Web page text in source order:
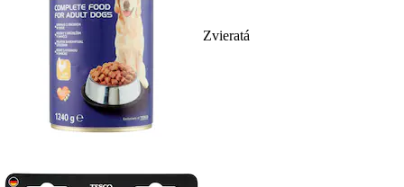
Zvieratá